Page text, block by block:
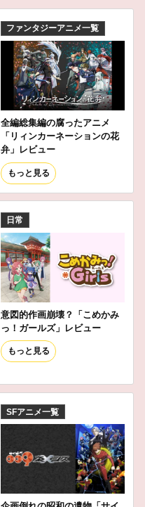
ファンタジーアニメ一覧
全編総集編の腐ったアニメ
「リィンカーネーションの花
弁」レビュー
もっと見る
日常
意図的作画崩壊？「こめかみ
っ！ガールズ」レビュー
もっと見る
SFアニメ一覧